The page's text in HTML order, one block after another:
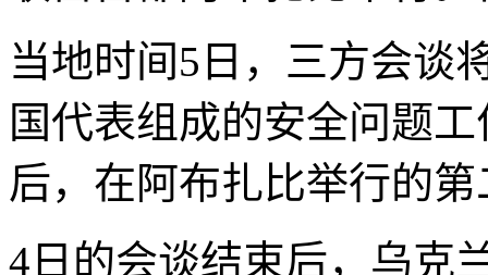
当地时间5日，三方会谈
国代表组成的安全问题
后，在阿布扎比举行的
4日的会谈结束后，乌克